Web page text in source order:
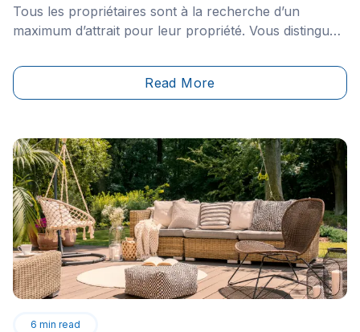
Tous les propriétaires sont à la recherche d’un
maximum d’attrait pour leur propriété. Vous distinguer
que vous ne choisissiez de travailler avec des
matériaux uniques et solides.
Read More
6 min read